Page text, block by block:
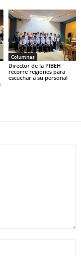
Columnas
Director de la PIBEH
recorre regiones para
escuchar a su personal